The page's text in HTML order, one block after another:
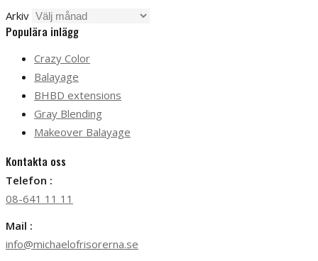
Arkiv
Populära inlägg
Crazy Color
Balayage
BHBD extensions
Gray Blending
Makeover Balayage
Kontakta oss
Telefon :
08-641 11 11
Mail :
info@michaelofrisorerna.se